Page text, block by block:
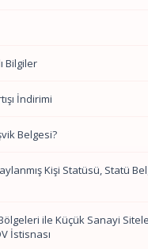
Bilgiler
İndirimi
Belgesi?
Kişi Statüsü, Statü
ile Küçük Sanayi
İstisnası